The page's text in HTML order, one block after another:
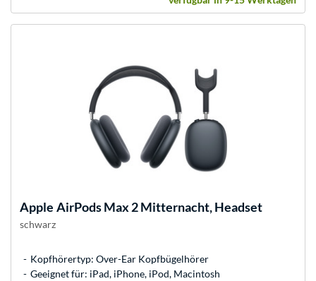
Apple AirPods Max 2 Mitternacht, Headset
schwarz
Kopfhörertyp: Over-Ear Kopfbügelhörer
Geeignet für: iPad, iPhone, iPod, Macintosh